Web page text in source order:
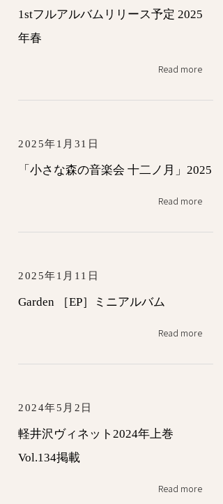
1stフルアルバムリリース予定 2025
年春
Read more
2025年1月31日
「小さな森の音楽会 十二ノ月」2025
Read more
2025年1月11日
Garden ［EP］ミニアルバム
Read more
2024年5月2日
軽井沢ヴィネット2024年上巻
Vol.134掲載
Read more